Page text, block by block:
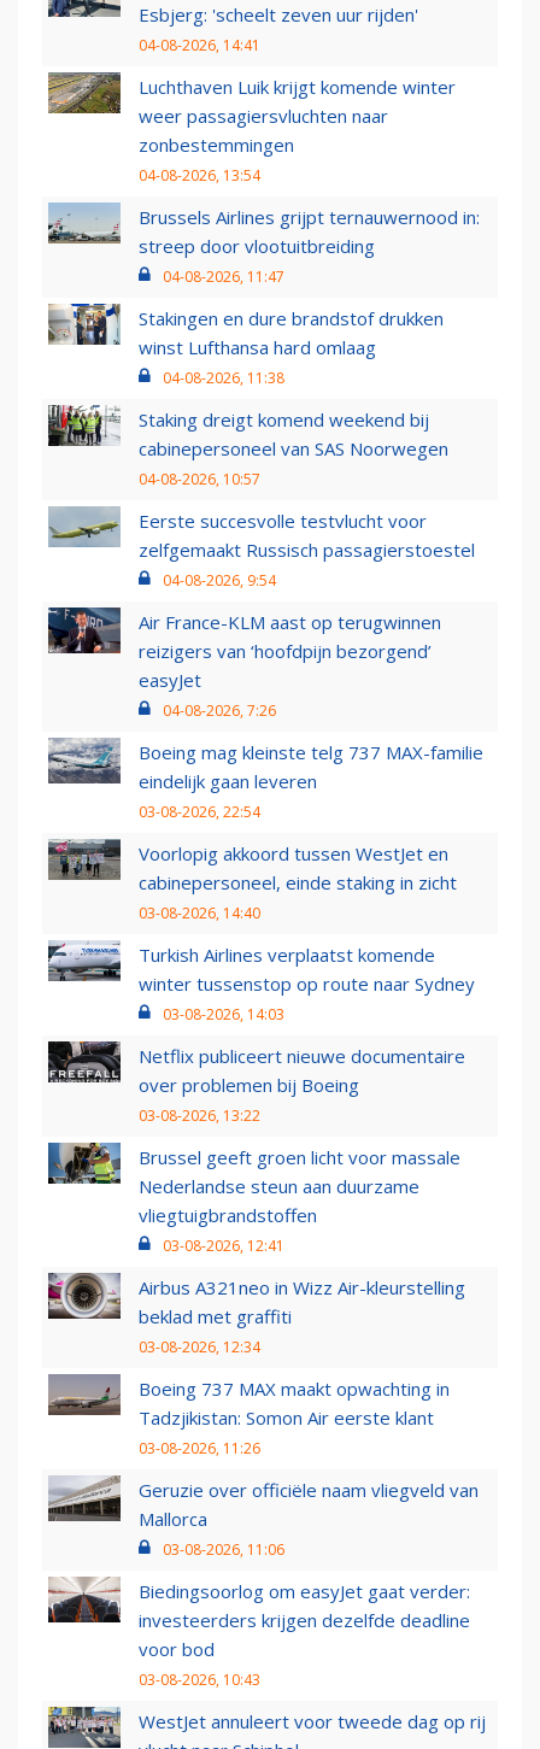
Esbjerg: 'scheelt zeven uur rijden'
04-08-2026, 14:41
Luchthaven Luik krijgt komende winter
weer passagiersvluchten naar
zonbestemmingen
04-08-2026, 13:54
Brussels Airlines grijpt ternauwernood in:
streep door vlootuitbreiding
04-08-2026, 11:47
Stakingen en dure brandstof drukken
winst Lufthansa hard omlaag
04-08-2026, 11:38
Staking dreigt komend weekend bij
cabinepersoneel van SAS Noorwegen
04-08-2026, 10:57
Eerste succesvolle testvlucht voor
zelfgemaakt Russisch passagierstoestel
04-08-2026, 9:54
Air France-KLM aast op terugwinnen
reizigers van ‘hoofdpijn bezorgend’
easyJet
04-08-2026, 7:26
Boeing mag kleinste telg 737 MAX-familie
eindelijk gaan leveren
03-08-2026, 22:54
Voorlopig akkoord tussen WestJet en
cabinepersoneel, einde staking in zicht
03-08-2026, 14:40
Turkish Airlines verplaatst komende
winter tussenstop op route naar Sydney
03-08-2026, 14:03
Netflix publiceert nieuwe documentaire
over problemen bij Boeing
03-08-2026, 13:22
Brussel geeft groen licht voor massale
Nederlandse steun aan duurzame
vliegtuigbrandstoffen
03-08-2026, 12:41
Airbus A321neo in Wizz Air-kleurstelling
beklad met graffiti
03-08-2026, 12:34
Boeing 737 MAX maakt opwachting in
Tadzjikistan: Somon Air eerste klant
03-08-2026, 11:26
Geruzie over officiële naam vliegveld van
Mallorca
03-08-2026, 11:06
Biedingsoorlog om easyJet gaat verder:
investeerders krijgen dezelfde deadline
voor bod
03-08-2026, 10:43
WestJet annuleert voor tweede dag op rij